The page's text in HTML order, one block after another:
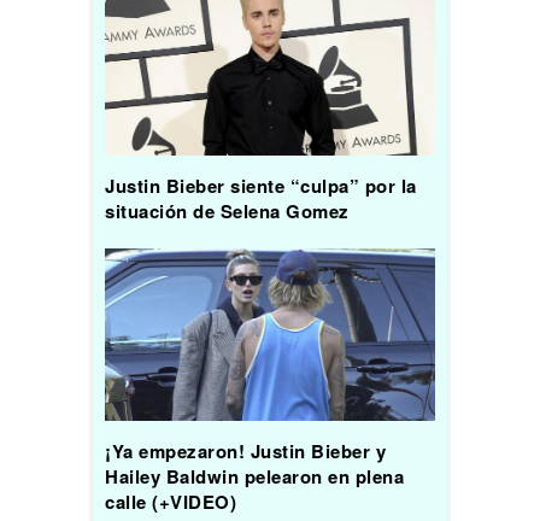
Justin Bieber siente “culpa” por la
situación de Selena Gomez
¡Ya empezaron! Justin Bieber y
Hailey Baldwin pelearon en plena
calle (+VIDEO)